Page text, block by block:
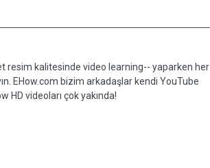
resim kalitesinde video learning-- yaparken her
EHow.com bizim arkadaşlar kendi YouTube
HD videoları çok yakında!